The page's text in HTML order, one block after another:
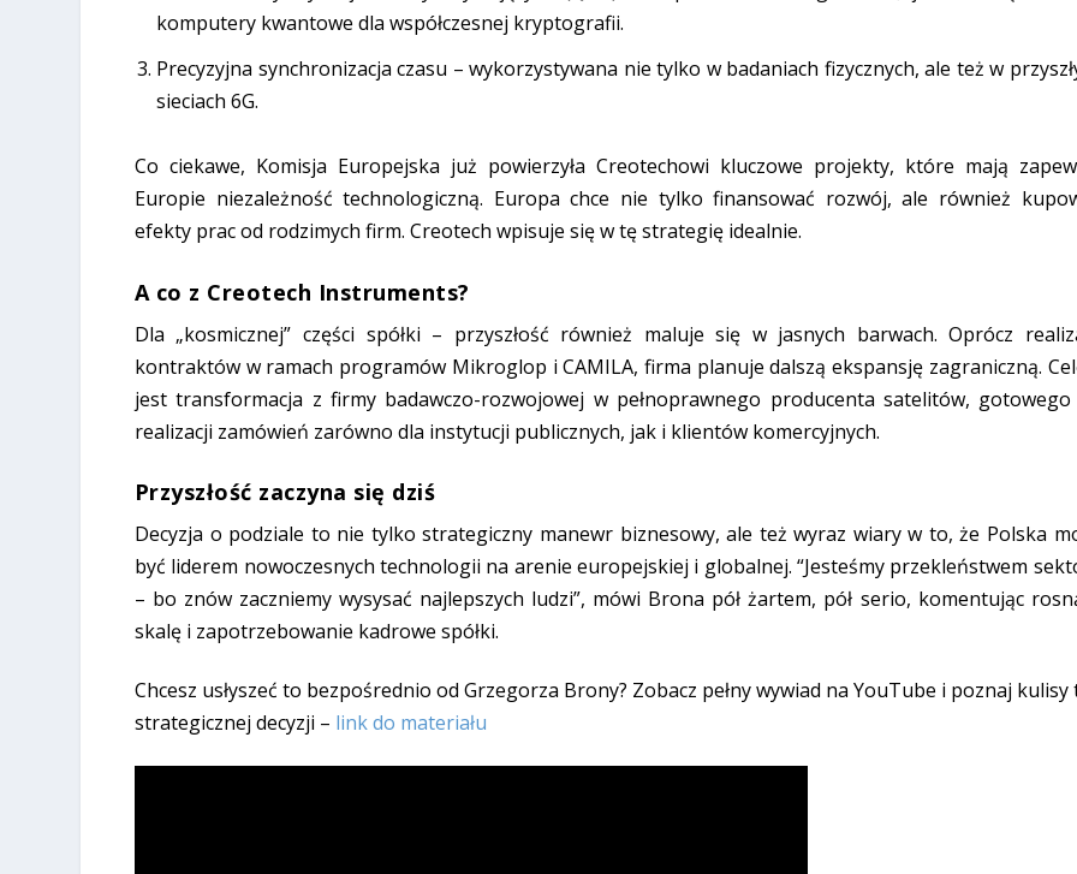
komputery kwantowe dla współczesnej kryptografii.
Precyzyjna synchronizacja czasu – wykorzystywana nie tylko w badaniach fizycznych, ale też w
sieciach 6G.
Co ciekawe, Komisja Europejska już powierzyła Creotechowi kluczowe projekty, które mają
Europie niezależność technologiczną. Europa chce nie tylko finansować rozwój, ale również
efekty prac od rodzimych firm. Creotech wpisuje się w tę strategię idealnie.
A co z Creotech Instruments?
Dla „kosmicznej” części spółki – przyszłość również maluje się w jasnych barwach. Oprócz
kontraktów w ramach programów Mikroglop i CAMILA, firma planuje dalszą ekspansję zagraniczną.
jest transformacja z firmy badawczo-rozwojowej w pełnoprawnego producenta satelitów,
realizacji zamówień zarówno dla instytucji publicznych, jak i klientów komercyjnych.
Przyszłość zaczyna się dziś
Decyzja o podziale to nie tylko strategiczny manewr biznesowy, ale też wyraz wiary w to, że Polska
być liderem nowoczesnych technologii na arenie europejskiej i globalnej. “Jesteśmy przekleństwem
– bo znów zaczniemy wysysać najlepszych ludzi”, mówi Brona pół żartem, pół serio, komentując
skalę i zapotrzebowanie kadrowe spółki.
Chcesz usłyszeć to bezpośrednio od Grzegorza Brony? Zobacz pełny wywiad na YouTube i poznaj kulisy
strategicznej decyzji – link do materiału